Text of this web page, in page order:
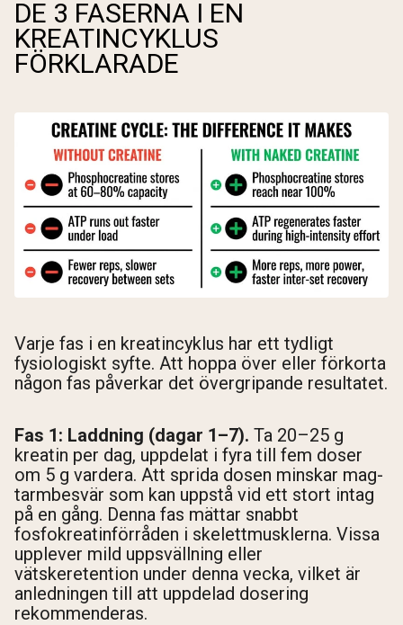
DE 3 FASERNA I EN
KREATINCYKLUS
FÖRKLARADE
Varje fas i en kreatincyklus har ett tydligt
fysiologiskt syfte. Att hoppa över eller förkorta
någon fas påverkar det övergripande resultatet.
Fas 1: Laddning (dagar 1–7). Ta 20–25 g
kreatin per dag, uppdelat i fyra till fem doser
om 5 g vardera. Att sprida dosen minskar mag-
tarmbesvär som kan uppstå vid ett stort intag
på en gång. Denna fas mättar snabbt
fosfokreatinförråden i skelettmusklerna. Vissa
upplever mild uppsvällning eller
vätskeretention under denna vecka, vilket är
anledningen till att uppdelad dosering
rekommenderas.
Shipping Country: Language: